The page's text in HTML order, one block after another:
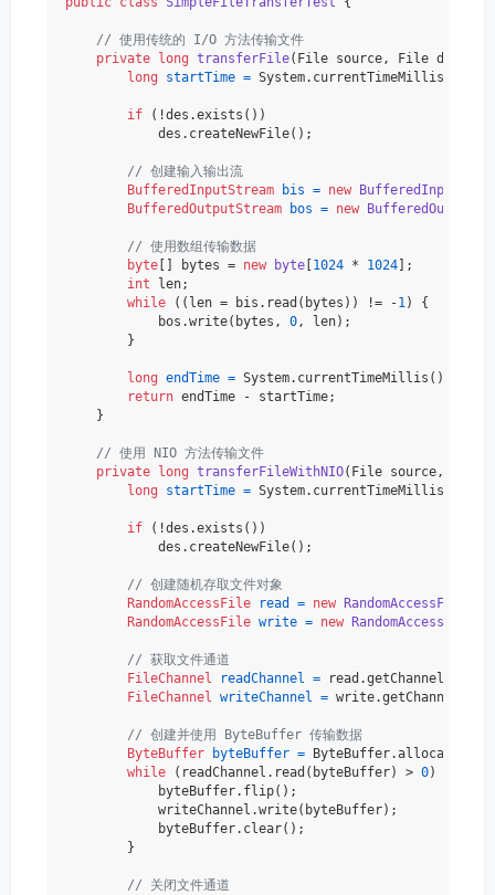
// 使用传统的 I/O 方法传输文件
private
long transferFile(File source, File des)
long
startTime = System.currentTimeMillis();
if (!des.exists())
            des.createNewFile();
// 创建输入输出流
BufferedInputStream
bis = new
BufferedOutputStream
bos = new
// 使用数组传输数据
byte [] bytes = new byte 1024 * 1024 ];
int len;
while ((len = bis.read(bytes)) != -1) {
            bos.write(bytes,
0, len);
        }
long endTime = System.currentTimeMillis();
return endTime - startTime;
    }
// 使用 NIO 方法传输文件
private
long transferFileWithNIO(File source, File
long
startTime = System.currentTimeMillis();
if (!des.exists())
            des.createNewFile();
// 创建随机存取文件对象
RandomAccessFile
read = new RandomAccessFile
RandomAccessFile write = new RandomAccessFile
// 获取文件通道
FileChannel
readChannel = read.getChannel();
FileChannel writeChannel = write.getChannel();
// 创建并使用 ByteBuffer 传输数据
ByteBuffer
byteBuffer = ByteBuffer.allocate(
while (readChannel.read(byteBuffer) > 0) {
            byteBuffer.flip();
            writeChannel.write(byteBuffer);
            byteBuffer.clear();
        }
// 关闭文件通道